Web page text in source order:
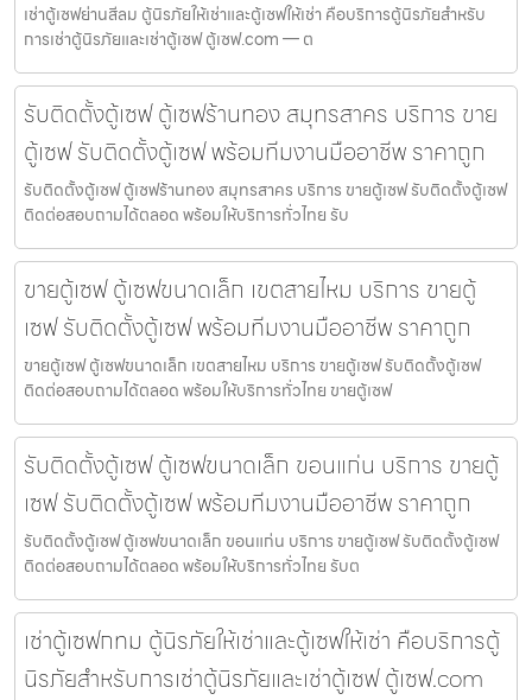
เช่าตู้เซฟย่านสีลม ตู้นิรภัยให้เช่าและตู้เซฟให้เช่า คือบริการตู้นิรภัยสำหรับ
การเช่าตู้นิรภัยและเช่าตู้เซฟ ตู้เซฟ.com — ต
รับติดตั้งตู้เซฟ ตู้เซฟร้านทอง สมุทรสาคร บริการ ขาย
ตู้เซฟ รับติดตั้งตู้เซฟ พร้อมทีมงานมืออาชีพ ราคาถูก
รับติดตั้งตู้เซฟ ตู้เซฟร้านทอง สมุทรสาคร บริการ ขายตู้เซฟ รับติดตั้งตู้เซฟ
ติดต่อสอบถามได้ตลอด พร้อมให้บริการทั่วไทย รับ
ขายตู้เซฟ ตู้เซฟขนาดเล็ก เขตสายไหม บริการ ขายตู้
เซฟ รับติดตั้งตู้เซฟ พร้อมทีมงานมืออาชีพ ราคาถูก
ขายตู้เซฟ ตู้เซฟขนาดเล็ก เขตสายไหม บริการ ขายตู้เซฟ รับติดตั้งตู้เซฟ
ติดต่อสอบถามได้ตลอด พร้อมให้บริการทั่วไทย ขายตู้เซฟ
รับติดตั้งตู้เซฟ ตู้เซฟขนาดเล็ก ขอนแก่น บริการ ขายตู้
เซฟ รับติดตั้งตู้เซฟ พร้อมทีมงานมืออาชีพ ราคาถูก
รับติดตั้งตู้เซฟ ตู้เซฟขนาดเล็ก ขอนแก่น บริการ ขายตู้เซฟ รับติดตั้งตู้เซฟ
ติดต่อสอบถามได้ตลอด พร้อมให้บริการทั่วไทย รับต
เช่าตู้เซฟกทม ตู้นิรภัยให้เช่าและตู้เซฟให้เช่า คือบริการตู้
นิรภัยสำหรับการเช่าตู้นิรภัยและเช่าตู้เซฟ ตู้เซฟ.com